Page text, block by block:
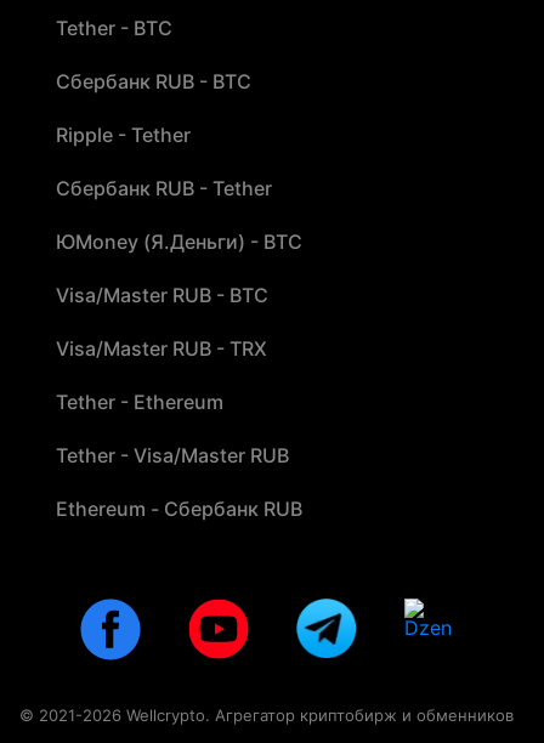
Tether - BTC
Сбербанк RUB - BTC
Ripple - Tether
Сбербанк RUB - Tether
ЮMoney (Я.Деньги) - BTC
Visa/Master RUB - BTC
Visa/Master RUB - TRX
Tether - Ethereum
Tether - Visa/Master RUB
Ethereum - Сбербанк RUB
© 2021-2026 Wellcrypto. Агрегатор криптобирж и обменников